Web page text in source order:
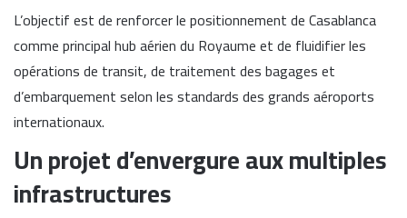
L’objectif est de renforcer le positionnement de Casablanca
comme principal hub aérien du Royaume et de fluidifier les
opérations de transit, de traitement des bagages et
d’embarquement selon les standards des grands aéroports
internationaux.
Un projet d’envergure aux multiples
infrastructures